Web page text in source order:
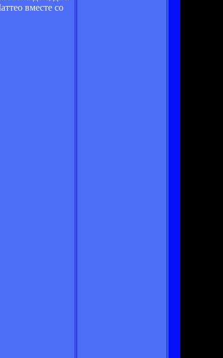
вместе со